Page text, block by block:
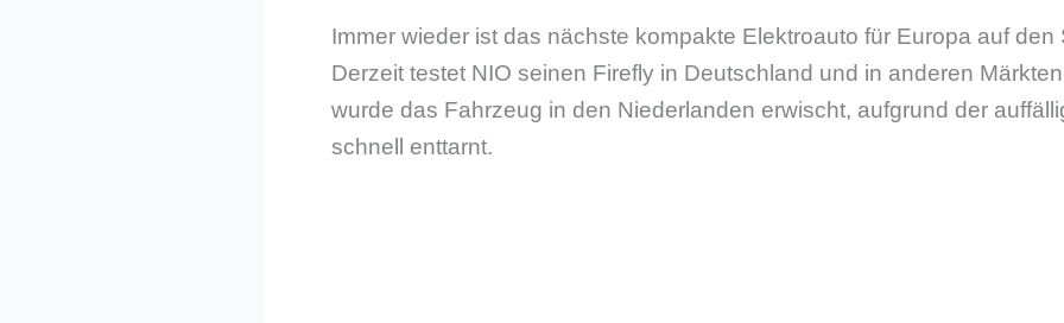
Immer wieder ist das nächste kompakte Elektroauto für Europa auf
Derzeit testet NIO seinen Firefly in Deutschland und in anderen
wurde das Fahrzeug in den Niederlanden erwischt, aufgrund der
schnell enttarnt.